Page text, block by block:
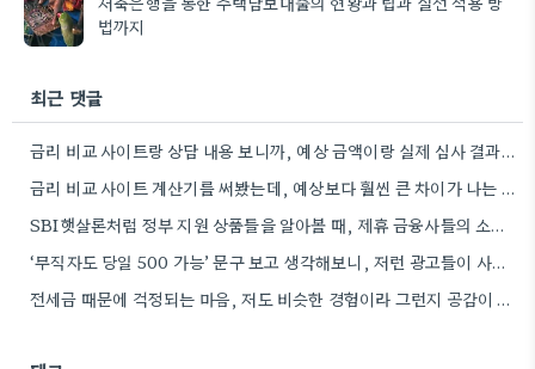
법까지
최근 댓글
금리 비교 사이트랑 상담 내용 보니까, 예상 금액이랑 실제 심사 결과가 조금씩 다를 수 있다는…
금리 비교 사이트 계산기를 써봤는데, 예상보다 훨씬 큰 차이가 나는 것 같네요.
SBI햇살론처럼 정부 지원 상품들을 알아볼 때, 제휴 금융사들의 소득 조건 비교가 필수적인 것 같아요.
‘무직자도 당일 500 가능’ 문구 보고 생각해보니, 저런 광고들이 사람들의 불안 심리를 이용하는 게 안타깝네요.
전세금 때문에 걱정되는 마음, 저도 비슷한 경험이라 그런지 공감이 되네요. 특히 90일 이상 연체되면 어떤…